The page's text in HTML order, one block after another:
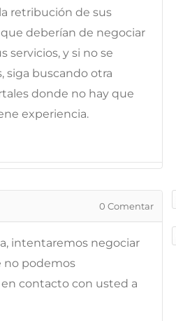
retribución de sus
que deberían de negociar
servicios, y si no se
siga buscando otra
donde no hay que
experiencia.
0 Comentar
intentaremos negociar
no podemos
contacto con usted a